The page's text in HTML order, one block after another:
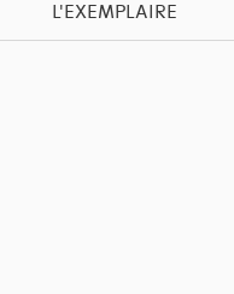
L'EXEMPLAIRE